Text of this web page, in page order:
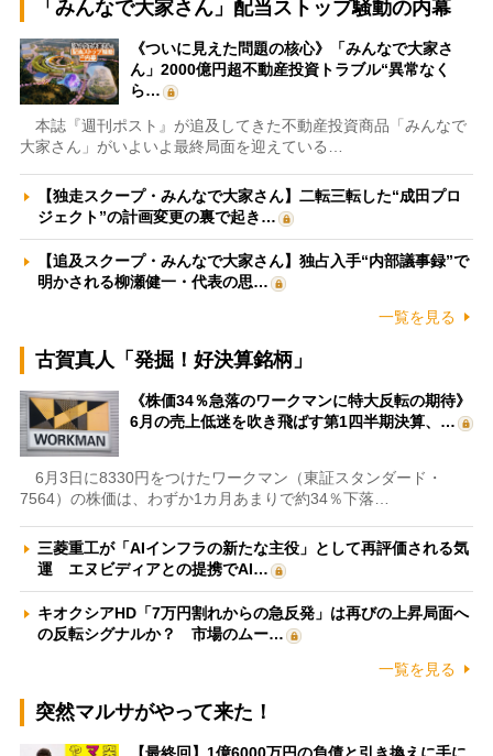
「みんなで大家さん」配当ストップ騒動の内幕
《ついに見えた問題の核心》「みんなで大家さ
ん」2000億円超不動産投資トラブル“異常なく
ら…
本誌『週刊ポスト』が追及してきた不動産投資商品「みんなで
大家さん」がいよいよ最終局面を迎えている…
【独走スクープ・みんなで大家さん】二転三転した“成田プロ
ジェクト”の計画変更の裏で起き…
【追及スクープ・みんなで大家さん】独占入手“内部議事録”で
明かされる柳瀬健一・代表の思…
一覧を見る
古賀真人「発掘！好決算銘柄」
《株価34％急落のワークマンに特大反転の期待》
6月の売上低迷を吹き飛ばす第1四半期決算、…
6月3日に8330円をつけたワークマン（東証スタンダード・
7564）の株価は、わずか1カ月あまりで約34％下落…
三菱重工が「AIインフラの新たな主役」として再評価される気
運 エヌビディアとの提携でAI…
キオクシアHD「7万円割れからの急反発」は再びの上昇局面へ
の反転シグナルか？ 市場のムー…
一覧を見る
突然マルサがやって来た！